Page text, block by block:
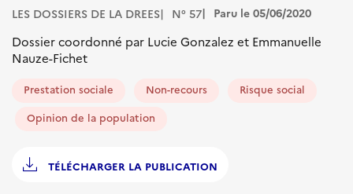
LES DOSSIERS DE LA DREES N° 57 Paru le 05/06/2020
Dossier coordonné par Lucie Gonzalez et Emmanuelle
Nauze-Fichet
Prestation sociale Non-recours
Risque social
Opinion de la population
TÉLÉCHARGER LA PUBLICATION